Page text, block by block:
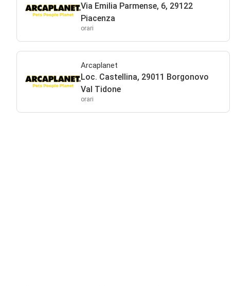
Via Emilia Parmense, 6, 29122
Piacenza
orari
Arcaplanet
Loc. Castellina, 29011 Borgonovo
Val Tidone
orari